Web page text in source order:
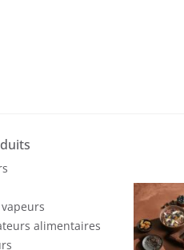
alimentaires